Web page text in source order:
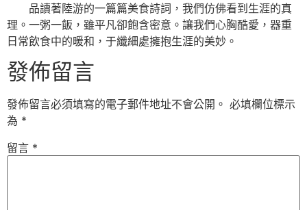
品讀著陸游的一篇篇美食詩詞，我們仿佛看到生涯的真
理。一粥一飯，雖平凡卻飽含密意。讓我們心胸酷愛，器重
日常飲食中的暖和，于纖細處擁抱生涯的美妙。
發佈留言
發佈留言必須填寫的電子郵件地址不會公開。 必填欄位標示
為 *
留言 *